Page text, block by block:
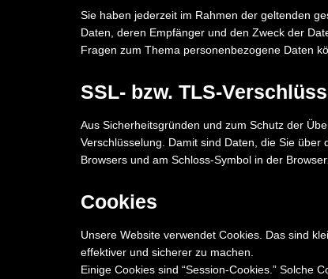
Sie haben jederzeit im Rahmen der geltenden
Daten, deren Empfänger und den Zweck der
Fragen zum Thema personenbezogene Daten
SSL- bzw. TLS-
Aus Sicherheitsgründen und zum Schutz der
Verschlüsselung. Damit sind Daten, die Sie
Browsers und am Schloss-Symbol in der
Cookies
Unsere Website verwendet Cookies. Das sind
effektiver und sicherer zu machen.
Einige Cookies sind “Session-Cookies.” Solche